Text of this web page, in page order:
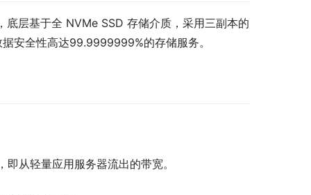
底层基于全 NVMe SSD 存储介质，采用三副本的
安全性高达99.9999999%的存储服务。
从轻量应用服务器流出的带宽。